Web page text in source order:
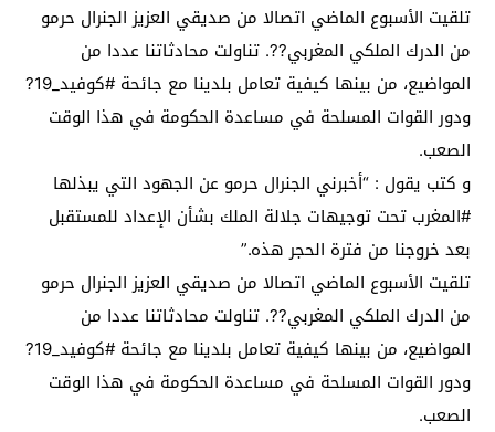
تلقيت الأسبوع الماضي اتصالا من صديقي العزيز الجنرال حرمو
من الدرك الملكي المغربي??. تناولت محادثاتنا عددا من
المواضيع، من بينها كيفية تعامل بلدينا مع جائحة #كوفيد_19?
ودور القوات المسلحة في مساعدة الحكومة في هذا الوقت
الصعب.
و كتب يقول : “أخبرني الجنرال حرمو عن الجهود التي يبذلها
#المغرب تحت توجيهات جلالة الملك بشأن الإعداد للمستقبل
بعد خروجنا من فترة الحجر هذه.”
تلقيت الأسبوع الماضي اتصالا من صديقي العزيز الجنرال حرمو
من الدرك الملكي المغربي??. تناولت محادثاتنا عددا من
المواضيع، من بينها كيفية تعامل بلدينا مع جائحة #كوفيد_19?
ودور القوات المسلحة في مساعدة الحكومة في هذا الوقت
الصعب.